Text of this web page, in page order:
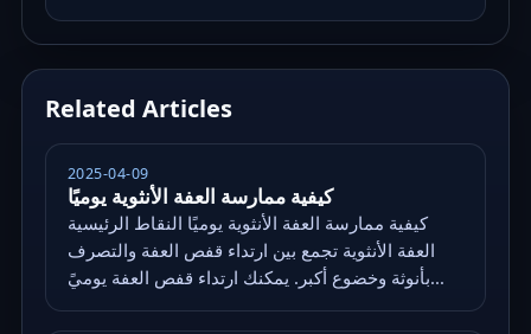
Related Articles
2025-04-09
كيفية ممارسة العفة الأنثوية يوميًا
كيفية ممارسة العفة الأنثوية يوميًا النقاط الرئيسية
العفة الأنثوية تجمع بين ارتداء قفص العفة والتصرف
بأنوثة وخضوع أكبر. يمكنك ارتداء قفص العفة يوميً...